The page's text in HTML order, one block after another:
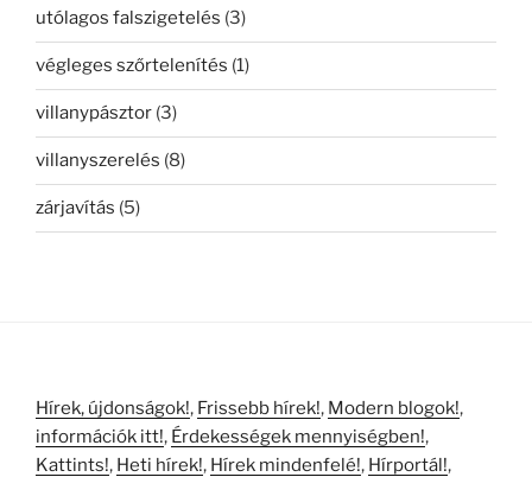
utólagos falszigetelés (3)
végleges szőrtelenítés (1)
villanypásztor (3)
villanyszerelés (8)
zárjavítás (5)
Hírek, újdonságok!, Frissebb hírek!, Modern blogok!,
információk itt!, Érdekességek mennyiségben!,
Kattints!, Heti hírek!, Hírek mindenfelé!, Hírportál!,